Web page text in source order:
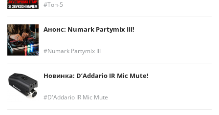
Топ-5
Анонс: Numark Partymix III!
Numark Partymix III
Новинка: D’Addario IR Mic Mute!
D'Addario IR Mic Mute